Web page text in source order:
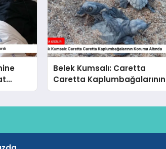
Belek Kumsalı: Caretta
Caretta Kaplumbağalarının
Koruma Altında